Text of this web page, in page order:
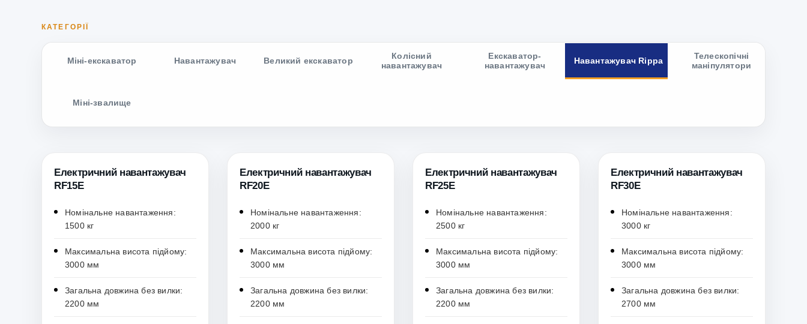
КАТЕГОРІЇ
Міні-екскаватор Навантажувач Великий екскаватор
Колісний
навантажувач
Екскаватор-
навантажувач
Навантажувач Rippa
Телескопічні
маніпулятори
Міні-звалище
Електричний навантажувач
RF15E
Номінальне навантаження:
1500 кг
Максимальна висота підйому:
3000 мм
Загальна довжина без вилки:
2200 мм
Електричний навантажувач
RF20E
Номінальне навантаження:
2000 кг
Максимальна висота підйому:
3000 мм
Загальна довжина без вилки:
2200 мм
Електричний навантажувач
RF25E
Номінальне навантаження:
2500 кг
Максимальна висота підйому:
3000 мм
Загальна довжина без вилки:
2200 мм
Електричний навантажувач
RF30E
Номінальне навантаження:
3000 кг
Максимальна висота підйому:
3000 мм
Загальна довжина без вилки:
2700 мм